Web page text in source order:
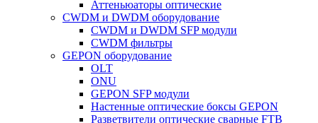
Аттеньюаторы оптические
CWDM и DWDM оборудование
CWDM и DWDM SFP модули
CWDM фильтры
GEPON оборудование
OLT
ONU
GEPON SFP модули
Настенные оптические боксы GEPON
Разветвители оптические сварные FTB